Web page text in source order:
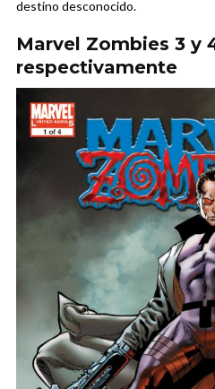
destino desconocido.
Marvel Zombies 3 y
respectivamente